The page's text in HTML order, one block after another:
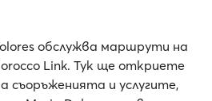
обслужва маршрути на
Link. Тук ще откриете
съоръженията и услугите,